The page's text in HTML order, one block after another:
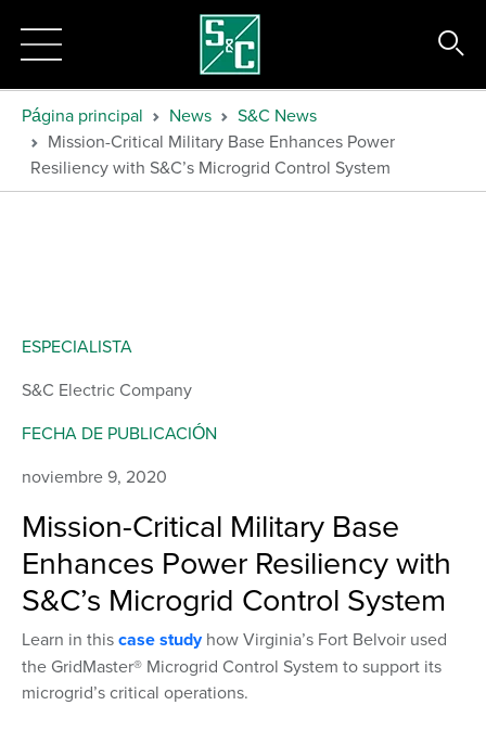
Página principal News
S&C News
Mission-Critical Military Base Enhances Power
Resiliency with S&C’s Microgrid Control System
Mission-Critical Military Base
Enhances Power Resiliency with
S&C’s Microgrid Control System
Learn in thiscase studyhow Virginia’s Fort Belvoir used
the GridMaster® Microgrid Control System to support its
microgrid’s critical operations.
ESPECIALISTA
S&C Electric Company
FECHA DE PUBLICACIÓN
noviembre 9, 2020